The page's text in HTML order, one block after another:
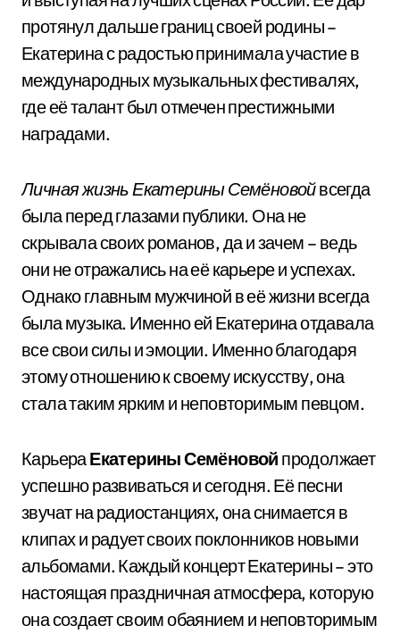
протянул дальше границ своей родины –
Екатерина с радостью принимала участие в
международных музыкальных фестивалях,
где её талант был отмечен престижными
наградами.
Личная жизнь Екатерины Семёновойвсегда
была перед глазами публики. Она не
скрывала своих романов, да и зачем – ведь
они не отражались на её карьере и успехах.
Однако главным мужчиной в её жизни всегда
была музыка. Именно ей Екатерина отдавала
все свои силы и эмоции. Именно благодаря
этому отношению к своему искусству, она
стала таким ярким и неповторимым певцом.
КарьераЕкатерины Семёновой продолжает
успешно развиваться и сегодня. Её песни
звучат на радиостанциях, она снимается в
клипах и радует своих поклонников новыми
альбомами. Каждый концерт Екатерины – это
настоящая праздничная атмосфера, которую
она создает своим обаянием и неповторимым